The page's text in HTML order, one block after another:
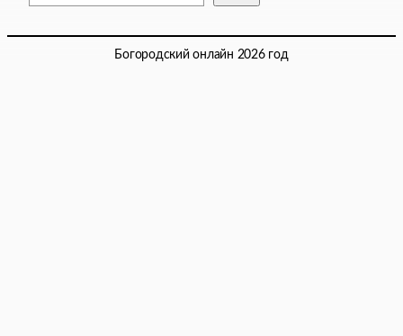
Богородский онлайн 2026 год